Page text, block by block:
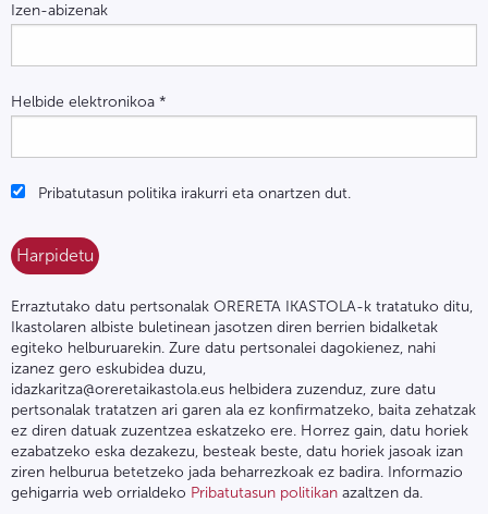
Izen-abizenak
Helbide elektronikoa *
Pribatutasun politika irakurri eta onartzen dut.
Erraztutako datu pertsonalak ORERETA IKASTOLA-k tratatuko ditu,
Ikastolaren albiste buletinean jasotzen diren berrien bidalketak
egiteko helburuarekin. Zure datu pertsonalei dagokienez, nahi
izanez gero eskubidea duzu,
idazkaritza@oreretaikastola.eus helbidera zuzenduz, zure datu
pertsonalak tratatzen ari garen ala ez konfirmatzeko, baita zehatzak
ez diren datuak zuzentzea eskatzeko ere. Horrez gain, datu horiek
ezabatzeko eska dezakezu, besteak beste, datu horiek jasoak izan
ziren helburua betetzeko jada beharrezkoak ez badira. Informazio
gehigarria web orrialdeko Pribatutasun politikan azaltzen da.